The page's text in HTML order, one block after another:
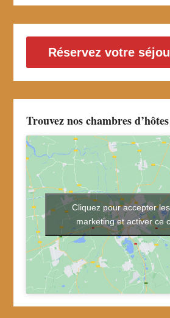
Réservez votre
Trouvez nos chambres d’hôtes
Cliquez pour accepter
marketing et activer ce